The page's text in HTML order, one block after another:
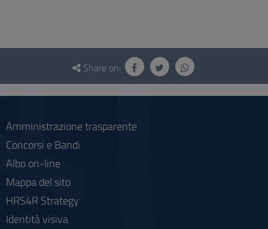
Questionnaire
social
Share on:
Amministrazione trasparente
Concorsi e Bandi
Albo on-line
Mappa del sito
HRS4R Strategy
Identità visiva